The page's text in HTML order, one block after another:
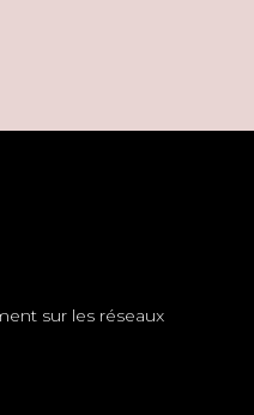
sur les réseaux